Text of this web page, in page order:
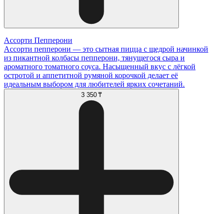
Ассорти Пепперони
Ассорти пепперони — это сытная пицца с щедрой начинкой
из пикантной колбасы пепперони, тянущегося сыра и
ароматного томатного соуса. Насыщенный вкус с лёгкой
остротой и аппетитной румяной корочкой делает её
идеальным выбором для любителей ярких сочетаний.
3 350 ₸